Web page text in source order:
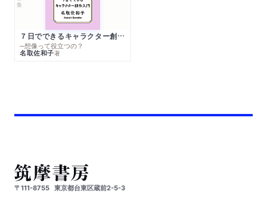
７日でできるキャラクター創作入門
─想像って役立つの？
名取佐和子著
〒111-8755 東京都台東区蔵前2-5-3